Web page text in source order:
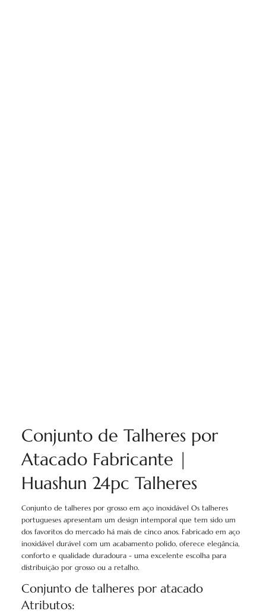
Conjunto de Talheres por
Atacado Fabricante |
Huashun 24pc Talheres
Conjunto de talheres por grosso em aço inoxidável Os talheres
portugueses apresentam um design intemporal que tem sido um
dos favoritos do mercado há mais de cinco anos. Fabricado em aço
inoxidável durável com um acabamento polido, oferece elegância,
conforto e qualidade duradoura - uma excelente escolha para
distribuição por grosso ou a retalho.
Conjunto de talheres por atacado
Atributos: